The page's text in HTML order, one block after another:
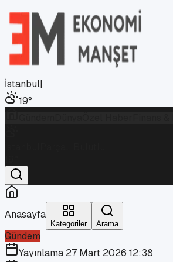
İstanbul|
19°
Anasayfa
Kategoriler Arama
Gündem
Yayınlama 27 Mart 2026 12:38